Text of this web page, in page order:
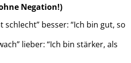
Negation!)
schlecht” besser: “Ich bin gut, so
lieber: “Ich bin stärker, als